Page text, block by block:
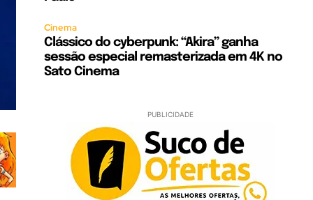
Cinema
Clássico do cyberpunk: “Akira” ganha
sessão especial remasterizada em 4K no
Sato Cinema
PUBLICIDADE